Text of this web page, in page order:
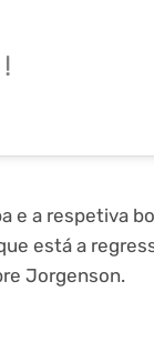
!
e a respetiva
está a
Jorgenson.